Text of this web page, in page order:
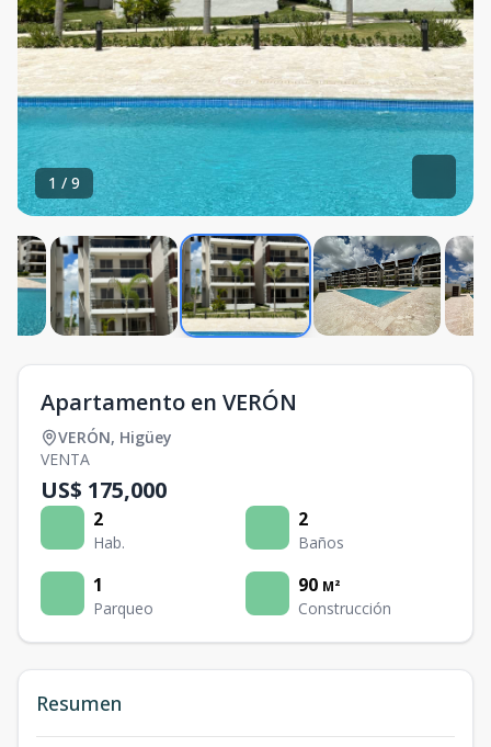
1 / 9
Apartamento en VERÓN
VERÓN, Higüey
VENTA
US$ 175,000
2
Hab.
2
Baños
1
Parqueo
90 M²
Construcción
Resumen